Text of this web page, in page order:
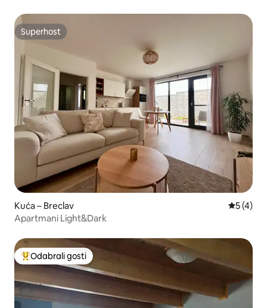
Superhost
Superhost
Kuća – Breclav
5 (4)
Apartmani Light&Dark
Među najviše rangiranima s oznakom „Odabrali gosti”
Odabrali gosti